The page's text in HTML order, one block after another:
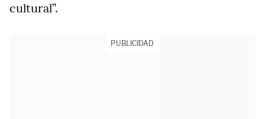
cultural”.
PUBLICIDAD